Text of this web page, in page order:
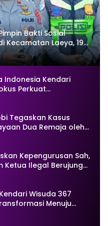
Bakti Sosial
Kecamatan Laeya, 19
Indonesia Kendari
Perkuat
Tegaskan Kasus
Dua Remaja oleh
Secara
Kepengurusan Sah,
Ketua Ilegal Berujung
Wisuda 367
Menuju